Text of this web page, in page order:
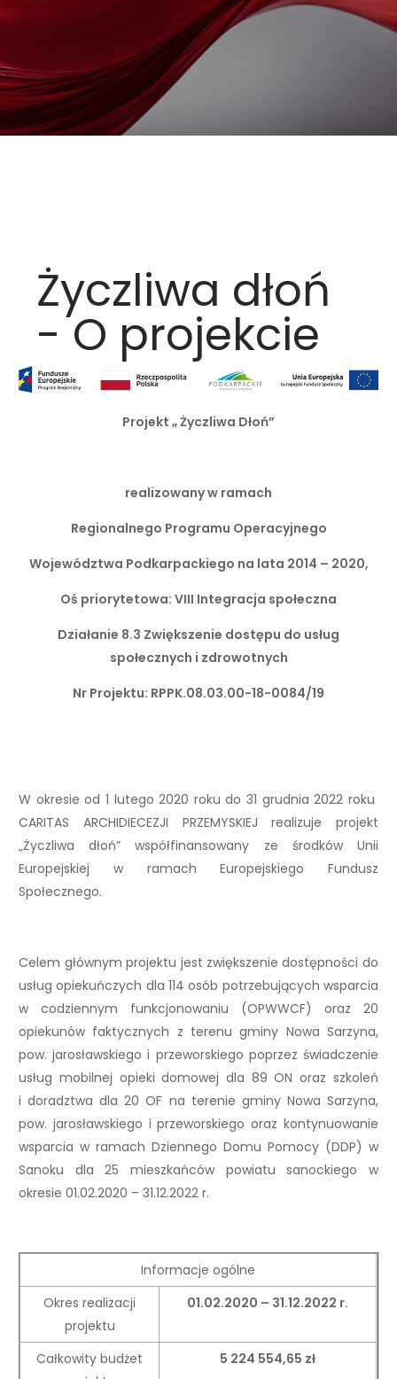
Życzliwa dłoń
- O projekcie
Projekt „ Życzliwa Dłoń”
realizowany w ramach
Regionalnego Programu Operacyjnego
Województwa Podkarpackiego na lata 2014 – 2020,
Oś priorytetowa: VIII Integracja społeczna
Działanie 8.3 Zwiększenie dostępu do usług
społecznych i zdrowotnych
Nr Projektu: RPPK.08.03.00-18-0084/19
W okresie od 1 lutego 2020 roku do 31 grudnia 2022 roku
CARITAS ARCHIDIECEZJI PRZEMYSKIEJ realizuje projekt
„Życzliwa dłoń” współfinansowany ze środków Unii
Europejskiej w ramach Europejskiego Fundusz
Społecznego.
Celem głównym projektu jest zwiększenie dostępności do
usług opiekuńczych dla 114 osób potrzebujących wsparcia
w codziennym funkcjonowaniu (OPWWCF) oraz 20
opiekunów faktycznych z terenu gminy Nowa Sarzyna,
pow. jarosławskiego i przeworskiego poprzez świadczenie
usług mobilnej opieki domowej dla 89 ON oraz szkoleń
i doradztwa dla 20 OF na terenie gminy Nowa Sarzyna,
pow. jarosławskiego i przeworskiego oraz kontynuowanie
wsparcia w ramach Dziennego Domu Pomocy (DDP) w
Sanoku dla 25 mieszkańców powiatu sanockiego w
okresie 01.02.2020 – 31.12.2022 r.
Informacje ogólne
Okres realizacji
projektu
01.02.2020 – 31.12.2022 r.
Całkowity budżet
5 224 554,65 zł